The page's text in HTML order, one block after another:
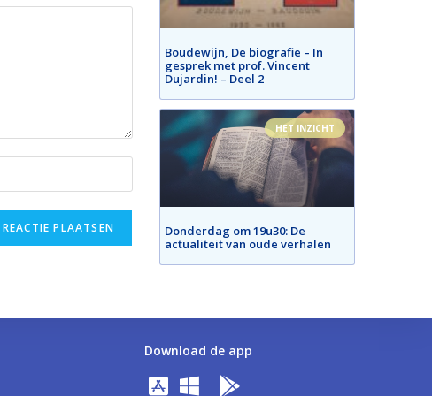
Boudewijn, De biografie – In
gesprek met prof. Vincent
Dujardin! – Deel 2
HET INZICHT
Donderdag om 19u30: De
actualiteit van oude verhalen
Download de app